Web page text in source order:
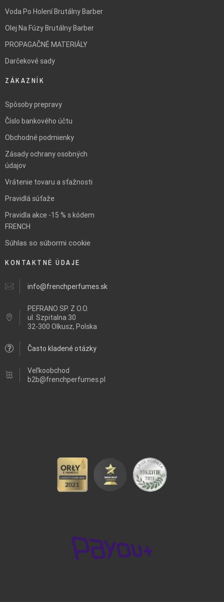
Voda Po Holení Brutálny Barber
Olej Na Fúzy Brutálny Barber
PROPAGAČNÉ MATERIÁLY
Darčekové sady
ZÁKAZNÍK
Spôsoby prepravy
Číslo bankového účtu
Obchodné podmienky
Zásady ochrany osobných
údajov
Vrátenie tovaru a sťažnosti
Pravidlá súťaže
Pravidla akce -15 % s kódem
FRENCH
Súhlas so súbormi cookie
KONTAKTNÉ ÚDAJE
info@frenchperfumes.sk
PEFRANO SP. Z O.O.
ul. Szpitalna 30
32-300 Olkusz, Polska
Často kladené otázky
Veľkoobchod
b2b@frenchperfumes.pl